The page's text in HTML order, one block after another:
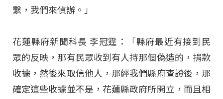
繫，我們來偵辦。」
花蓮縣府新聞科長 李冠霆：「縣府最近有接到民
眾的反映，那有民眾收到有人持那個偽造的，捐款
收據，然後來取信他人，那經我們縣府查證後，那
確定這些收據並不是，花蓮縣政府所開立，而且相